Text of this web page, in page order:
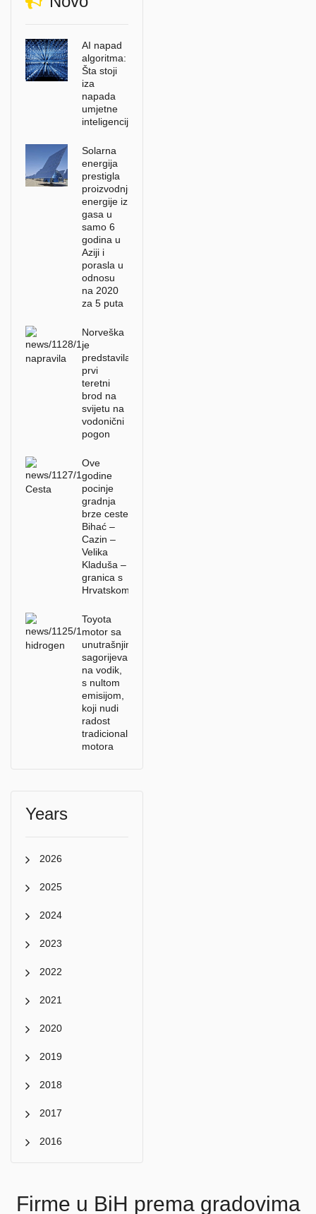
AI napad
algoritma:
Šta stoji
iza
napada
umjetne
inteligencije?
Solarna
energija
prestigla
proizvodnju
energije iz
gasa u
samo 6
godina u
Aziji i
porasla u
odnosu
na 2020
za 5 puta
Norveška
je
predstavila
prvi
teretni
brod na
svijetu na
vodonični
pogon
Ove
godine
pocinje
gradnja
brze ceste
Bihać –
Cazin –
Velika
Kladuša –
granica s
Hrvatskom
Toyota
motor sa
unutrašnjim
sagorijevanjem
na vodik,
s nultom
emisijom,
koji nudi
radost
tradicionalnih
motora
Years
2026
2025
2024
2023
2022
2021
2020
2019
2018
2017
2016
Firme u BiH prema gradovima